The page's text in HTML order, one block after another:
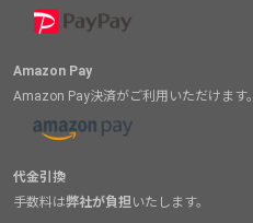
Amazon Pay
Amazon Pay決済がご利用いただけます。
代金引換
手数料は弊社が負担いたします。